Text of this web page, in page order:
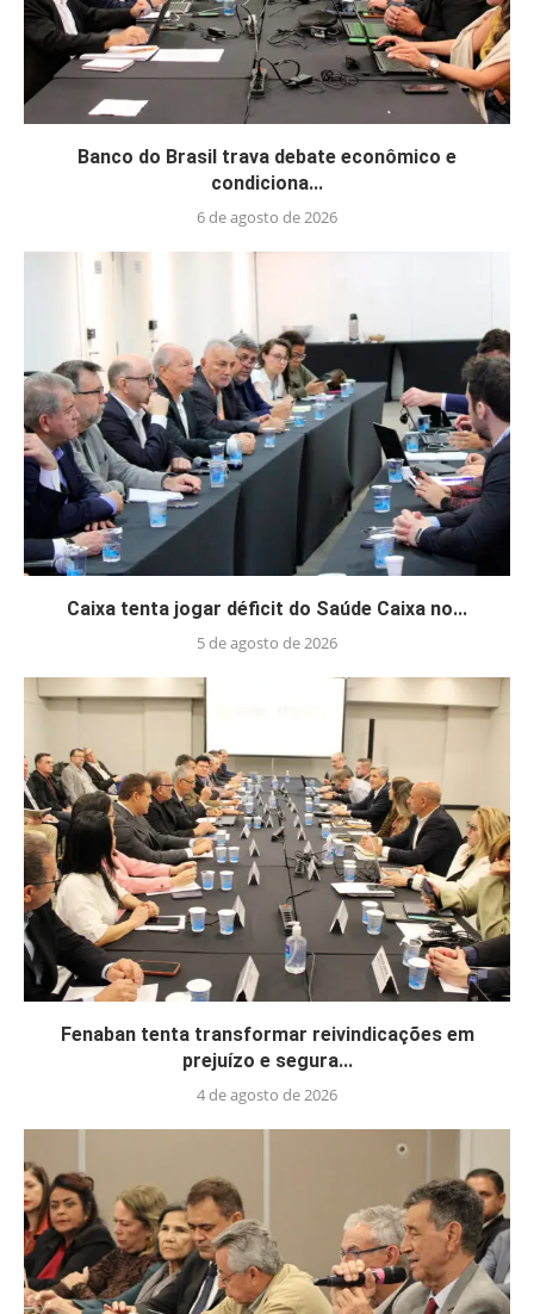
Banco do Brasil trava debate econômico e
condiciona...
6 de agosto de 2026
Caixa tenta jogar déficit do Saúde Caixa no...
5 de agosto de 2026
Fenaban tenta transformar reivindicações em
prejuízo e segura...
4 de agosto de 2026